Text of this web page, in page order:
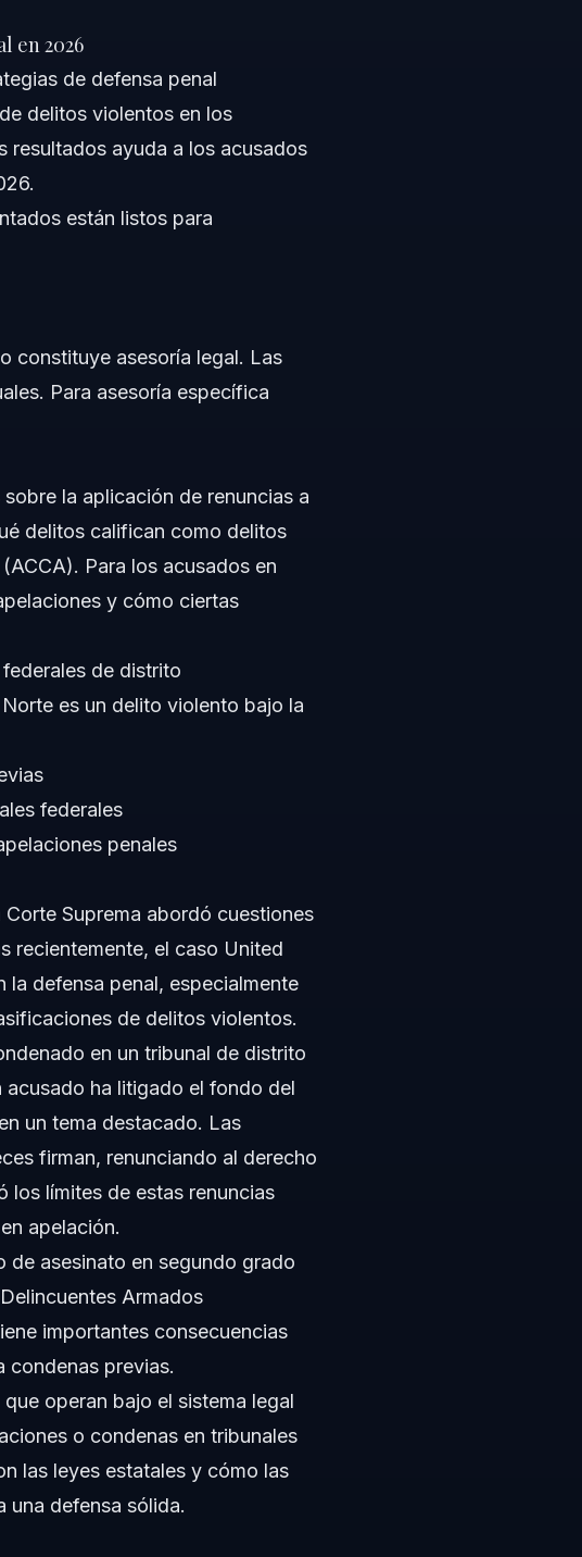
en 2026
de defensa penal
delitos violentos en los
resultados ayuda a los acusados
están listos para
constituye asesoría legal. Las
Para asesoría específica
la aplicación de renuncias a
delitos califican como delitos
Para los acusados en
y cómo ciertas
de distrito
es un delito violento bajo la
federales
penales
Suprema abordó cuestiones
recientemente, el caso United
la defensa penal, especialmente
de delitos violentos.
en un tribunal de distrito
ha litigado el fondo del
un tema destacado. Las
firman, renunciando al derecho
los límites de estas renuncias
apelación.
asesinato en segundo grado
Armados
importantes consecuencias
condenas previas.
operan bajo el sistema legal
o condenas en tribunales
las leyes estatales y cómo las
una defensa sólida.